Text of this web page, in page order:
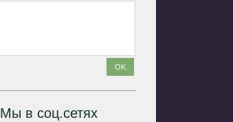
Мы в соц.сетях